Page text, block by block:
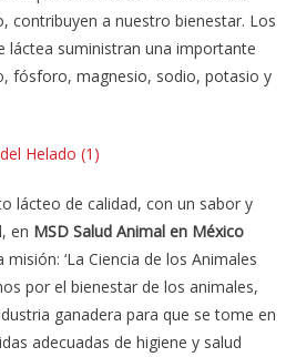
contribuyen a nuestro bienestar. Los
láctea suministran una importante
fósforo, magnesio, sodio, potasio y
Helado (1)
lácteo de calidad, con un sabor y
en MSD Salud Animal en México
‘La Ciencia de los Animales
por el bienestar de los animales,
ganadera para que se tome en
adecuadas de higiene y salud